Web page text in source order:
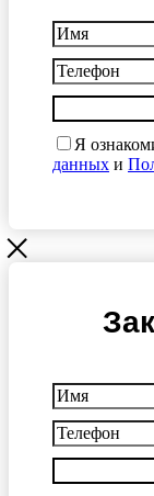
Я
данных и